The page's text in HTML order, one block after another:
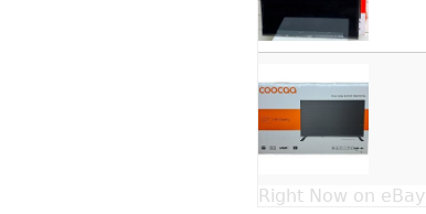
Right Now on eBay